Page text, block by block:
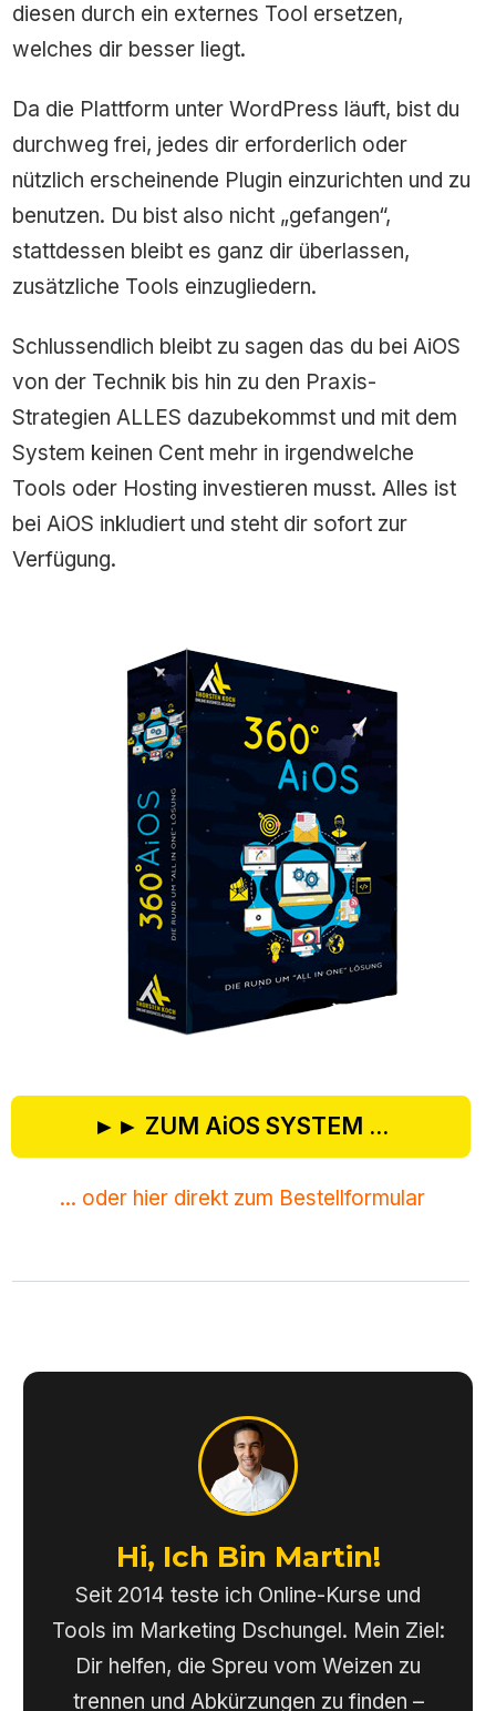
diesen durch ein externes Tool ersetzen,
welches dir besser liegt.
Da die Plattform unter WordPress läuft, bist du
durchweg frei, jedes dir erforderlich oder
nützlich erscheinende Plugin einzurichten und zu
benutzen. Du bist also nicht „gefangen“,
stattdessen bleibt es ganz dir überlassen,
zusätzliche Tools einzugliedern.
Schlussendlich bleibt zu sagen das du bei AiOS
von der Technik bis hin zu den Praxis-
Strategien ALLES dazubekommst und mit dem
System keinen Cent mehr in irgendwelche
Tools oder Hosting investieren musst. Alles ist
bei AiOS inkludiert und steht dir sofort zur
Verfügung.
►► ZUM AiOS SYSTEM ...
... oder hier direkt zum Bestellformular
Hi, Ich Bin Martin!
Seit 2014 teste ich Online-Kurse und
Tools im Marketing Dschungel. Mein Ziel:
Dir helfen, die Spreu vom Weizen zu
trennen und Abkürzungen zu finden –